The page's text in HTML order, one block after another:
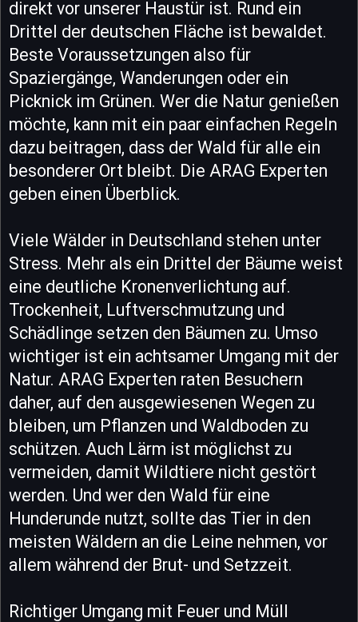
direkt vor unserer Haustür ist. Rund ein
Drittel der deutschen Fläche ist bewaldet.
Beste Voraussetzungen also für
Spaziergänge, Wanderungen oder ein
Picknick im Grünen. Wer die Natur genießen
möchte, kann mit ein paar einfachen Regeln
dazu beitragen, dass der Wald für alle ein
besonderer Ort bleibt. Die ARAG Experten
geben einen Überblick.
Viele Wälder in Deutschland stehen unter
Stress. Mehr als ein Drittel der Bäume weist
eine deutliche Kronenverlichtung auf.
Trockenheit, Luftverschmutzung und
Schädlinge setzen den Bäumen zu. Umso
wichtiger ist ein achtsamer Umgang mit der
Natur. ARAG Experten raten Besuchern
daher, auf den ausgewiesenen Wegen zu
bleiben, um Pflanzen und Waldboden zu
schützen. Auch Lärm ist möglichst zu
vermeiden, damit Wildtiere nicht gestört
werden. Und wer den Wald für eine
Hunderunde nutzt, sollte das Tier in den
meisten Wäldern an die Leine nehmen, vor
allem während der Brut- und Setzzeit.
Richtiger Umgang mit Feuer und Müll